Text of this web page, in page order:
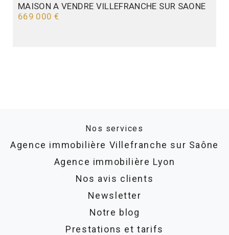
MAISON A VENDRE VILLEFRANCHE SUR SAONE
669 000 €
Nos services
Agence immobilière Villefranche sur Saône
Agence immobilière Lyon
Nos avis clients
Newsletter
Notre blog
Prestations et tarifs